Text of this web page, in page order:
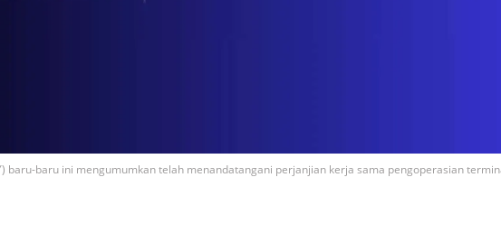
baru-baru ini mengumumkan telah menandatangani perjanjian kerja sama pengoperasian